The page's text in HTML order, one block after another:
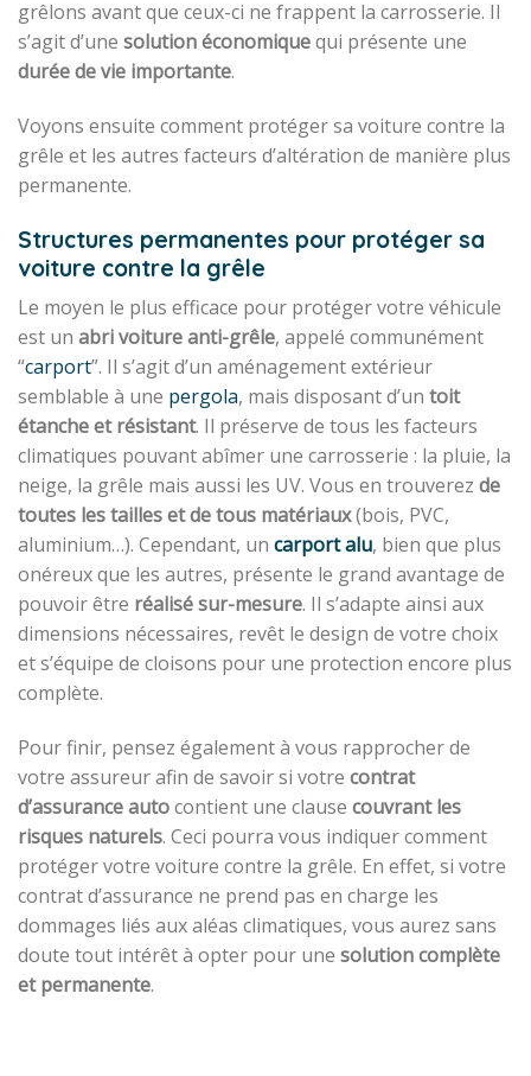
grêlons avant que ceux-ci ne frappent la carrosserie. Il
s’agit d’une solution économiquequi présente une
durée de vie importante.
Voyons ensuite comment protéger sa voiture contre la
grêle et les autres facteurs d’altération de manière plus
permanente.
Structures permanentes pour protéger sa
voiture contre la grêle
Le moyen le plus efficace pour protéger votre véhicule
est un abri voiture anti-grêle, appelé communément
“carport”. Il s’agit d’un aménagement extérieur
semblable à une pergola, mais disposant d’un toit
étanche et résistant. Il préserve de tous les facteurs
climatiques pouvant abîmer une carrosserie : la pluie, la
neige, la grêle mais aussi les UV. Vous en trouverez de
toutes les tailles et de tous matériaux(bois, PVC,
aluminium…). Cependant, un carport alu, bien que plus
onéreux que les autres, présente le grand avantage de
pouvoir être réalisé sur-mesure. Il s’adapte ainsi aux
dimensions nécessaires, revêt le design de votre choix
et s’équipe de cloisons pour une protection encore plus
complète.
Pour finir, pensez également à vous rapprocher de
votre assureur afin de savoir si votre contrat
d’assurance autocontient une clause couvrant les
risques naturels. Ceci pourra vous indiquer comment
protéger votre voiture contre la grêle. En effet, si votre
contrat d’assurance ne prend pas en charge les
dommages liés aux aléas climatiques, vous aurez sans
doute tout intérêt à opter pour une solution complète
et permanente.